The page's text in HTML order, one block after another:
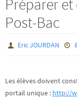
Préparer
Post-Bac
Eric JOURDAN
Les élèves doivent
portail unique : http://